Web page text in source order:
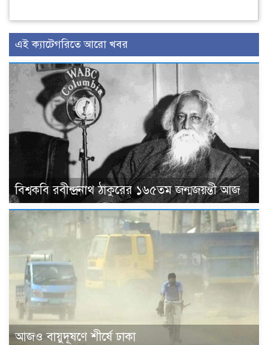
এই ক্যাটেগরিতে আরো খবর
বিশ্বকবি রবীন্দ্রনাথ ঠাকুরের ১৬৫তম জন্মজয়ন্তী আজ
আজও বায়ুদূষণে শীর্ষে ঢাকা